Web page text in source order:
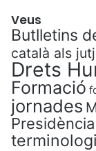
Veus
Butlletins
català als
Drets
Formació
jornades
Presidència